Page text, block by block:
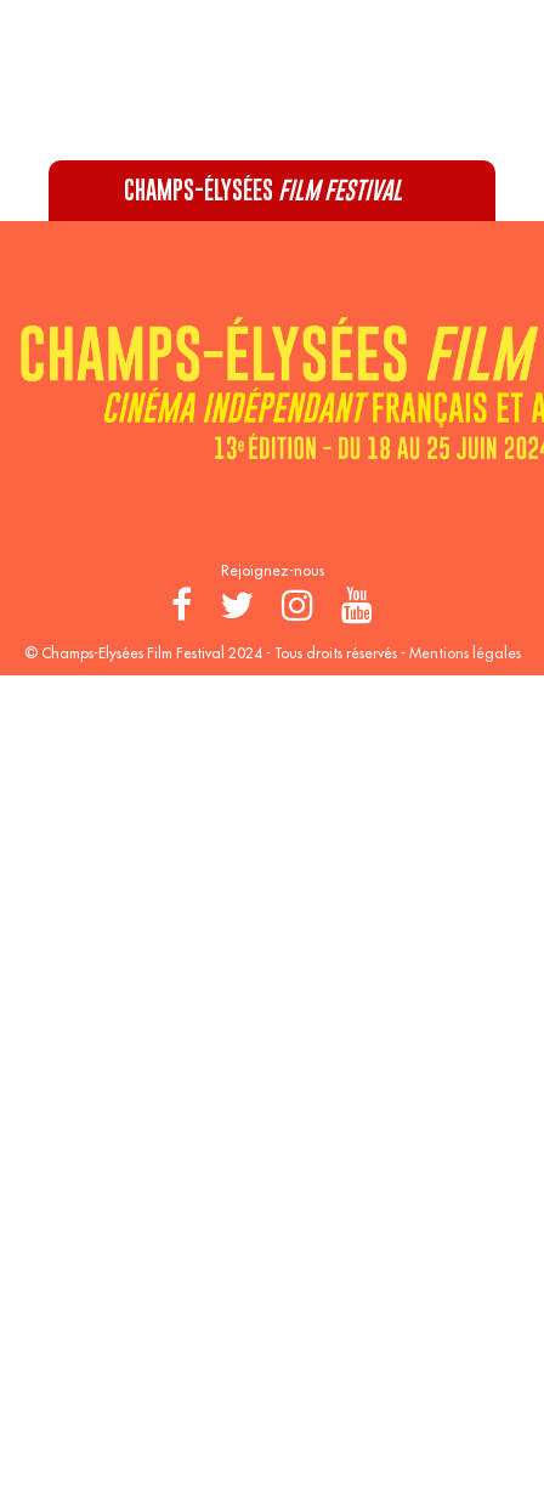
CHAMPS-ÉLYSÉES FILM FESTIVAL
Recevez notre newsletter :
Rejoignez-nous
© Champs-Elysées Film Festival 2024 - Tous droits réservés - Mentions légales